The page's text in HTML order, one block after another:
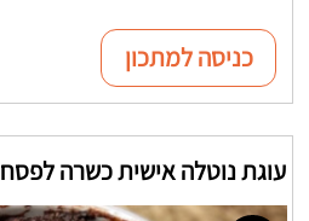
כניסה למתכון
עוגת נוטלה אישית כשרה לפסח